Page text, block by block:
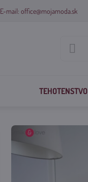
E-mail: office@mojamoda.sk
TEHOTENSTVO